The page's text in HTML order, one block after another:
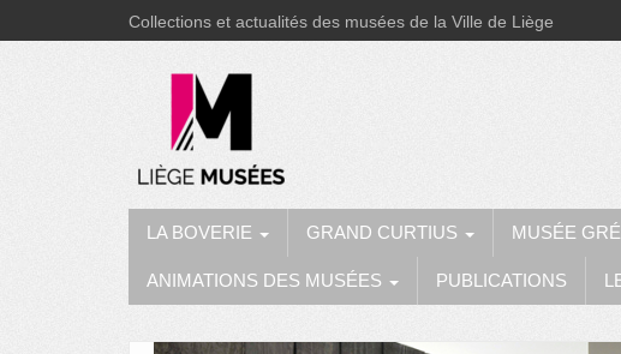
Collections et actualités des musées de la Ville de Liège
LA BOVERIE GRAND CURTIUS MUSÉE
ANIMATIONS DES MUSÉES PUBLICATIONS